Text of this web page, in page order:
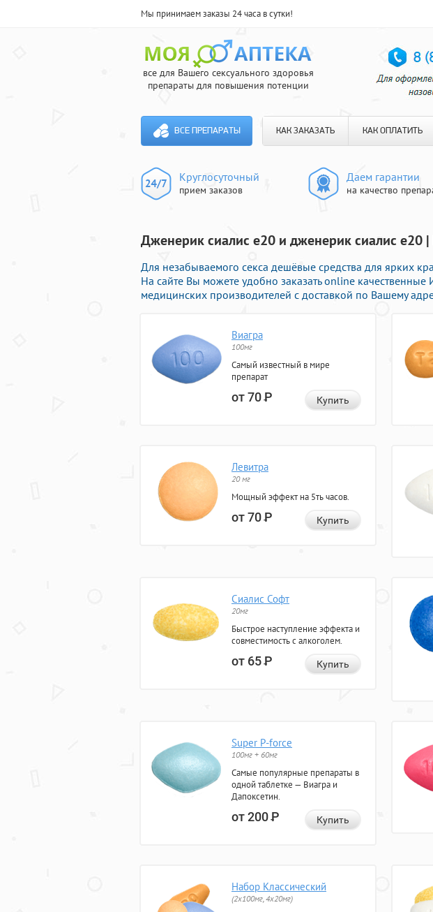
Мы принимаем заказы 24 часа в сутки!
все для Вашего сексуального здоровья
препараты для повышения потенции
ВСЕ ПРЕПАРАТЫ КАК ЗАКАЗАТЬ КАК ОПЛАТИТЬ
Круглосуточный
прием заказов
Даем гарантии
на качество
Дженерик сиалис е20 и дженерик сиалис е20
Для незабываемого секса дешёвые средства для ярких
На сайте Вы можете удобно заказать online
медицинских производителей с доставкой по Вашему
Виагра
100мг
Самый известный в мире
препарат
от 70Р Купить
Левитра
20 мг
Мощный эффект на 5ть часов.
от 70Р Купить
Сиалис Софт
20мг
Быстрое наступление эффекта и
совместимость с алкоголем.
от 65Р Купить
Super P-force
100мг + 60мг
Самые популярные препараты в
одной таблетке — Виагра и
Дапоксетин.
от 200Р Купить
Набор Классический
(2x100мг, 4x20мг)